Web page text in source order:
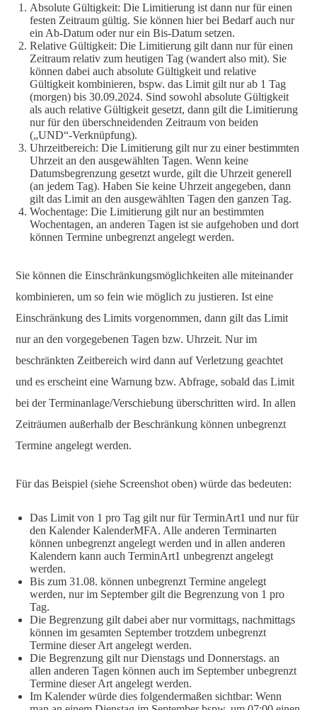
Absolute Gültigkeit: Die Limitierung ist dann nur für einen
festen Zeitraum gültig. Sie können hier bei Bedarf auch nur
ein Ab-Datum oder nur ein Bis-Datum setzen.
Relative Gültigkeit: Die Limitierung gilt dann nur für einen
Zeitraum relativ zum heutigen Tag (wandert also mit). Sie
können dabei auch absolute Gültigkeit und relative
Gültigkeit kombinieren, bspw. das Limit gilt nur ab 1 Tag
(morgen) bis 30.09.2024. Sind sowohl absolute Gültigkeit
als auch relative Gültigkeit gesetzt, dann gilt die Limitierung
nur für den überschneidenden Zeitraum von beiden
(„UND“-Verknüpfung).
Uhrzeitbereich: Die Limitierung gilt nur zu einer bestimmten
Uhrzeit an den ausgewählten Tagen. Wenn keine
Datumsbegrenzung gesetzt wurde, gilt die Uhrzeit generell
(an jedem Tag). Haben Sie keine Uhrzeit angegeben, dann
gilt das Limit an den ausgewählten Tagen den ganzen Tag.
Wochentage: Die Limitierung gilt nur an bestimmten
Wochentagen, an anderen Tagen ist sie aufgehoben und dort
können Termine unbegrenzt angelegt werden.
Sie können die Einschränkungsmöglichkeiten alle miteinander
kombinieren, um so fein wie möglich zu justieren. Ist eine
Einschränkung des Limits vorgenommen, dann gilt das Limit
nur an den vorgegebenen Tagen bzw. Uhrzeit. Nur im
beschränkten Zeitbereich wird dann auf Verletzung geachtet
und es erscheint eine Warnung bzw. Abfrage, sobald das Limit
bei der Terminanlage/Verschiebung überschritten wird. In allen
Zeiträumen außerhalb der Beschränkung können unbegrenzt
Termine angelegt werden.
Für das Beispiel (siehe Screenshot oben) würde das bedeuten:
Das Limit von 1 pro Tag gilt nur für TerminArt1 und nur für
den Kalender KalenderMFA. Alle anderen Terminarten
können unbegrenzt angelegt werden und in allen anderen
Kalendern kann auch TerminArt1 unbegrenzt angelegt
werden.
Bis zum 31.08. können unbegrenzt Termine angelegt
werden, nur im September gilt die Begrenzung von 1 pro
Tag.
Die Begrenzung gilt dabei aber nur vormittags, nachmittags
können im gesamten September trotzdem unbegrenzt
Termine dieser Art angelegt werden.
Die Begrenzung gilt nur Dienstags und Donnerstags. an
allen anderen Tagen können auch im September unbegrenzt
Termine dieser Art angelegt werden.
Im Kalender würde dies folgendermaßen sichtbar: Wenn